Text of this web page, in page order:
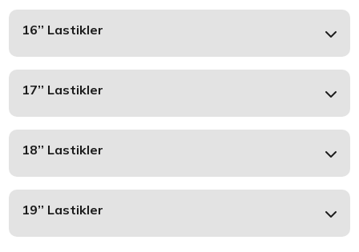
16’’ Lastikler
17’’ Lastikler
18’’ Lastikler
19’’ Lastikler